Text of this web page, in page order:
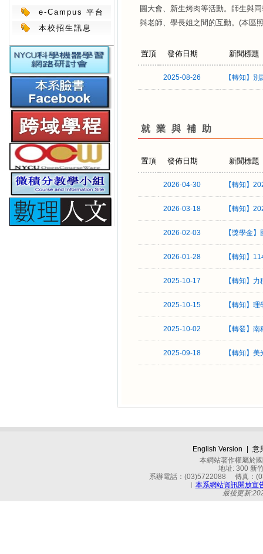
e-Campus 平台
本校招生訊息
圓大會、新生烤肉等活動。師生與
與老師、學長姐之間的互動。(本區
置頂 發佈日期 新聞標題
2025-08-26 【轉知】
就業與補助
置頂 發佈日期 新聞標題
2026-04-30 【轉知】
2026-03-18 【轉知】
2026-02-03 【獎學金
2026-01-28 【轉知】
2025-10-17 【轉知】
2025-10-15 【轉知】
2025-10-02 【轉發】
2025-09-18 【轉知】
English Version
意
本網站著作權屬於
地址: 300 新
系辦電話：(03)5722088 傳真：
︱ 本系網站資訊開放宣
最後更新